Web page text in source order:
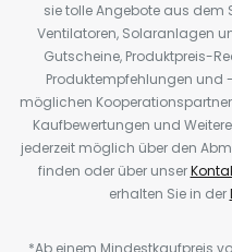
sie tolle Angebote aus dem
Ventilatoren, Solaranlagen
Gutscheine, Produktpreis-
Produktempfehlungen und
möglichen
Kaufbewertungen und
jederzeit möglich über den
finden oder über unser
erhalten Sie in der
*Ab einem Mindestkaufpreis